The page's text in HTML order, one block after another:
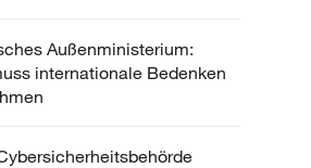
Außenministerium:
internationale Bedenken